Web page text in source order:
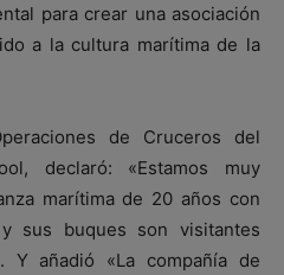
para crear una asociación
a la cultura marítima de la
de Cruceros del
declaró: «Estamos muy
marítima de 20 años con
sus buques son visitantes
Y añadió «La compañía de